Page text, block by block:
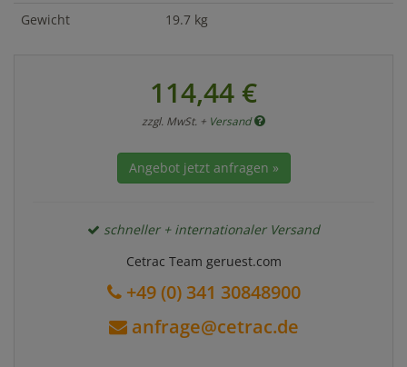
Gewicht
19.7 kg
114,44 €
zzgl. MwSt. + Versand
Angebot jetzt anfragen »
schneller + internationaler Versand
Cetrac Team geruest.com
+49 (0) 341 30848900
anfrage@cetrac.de